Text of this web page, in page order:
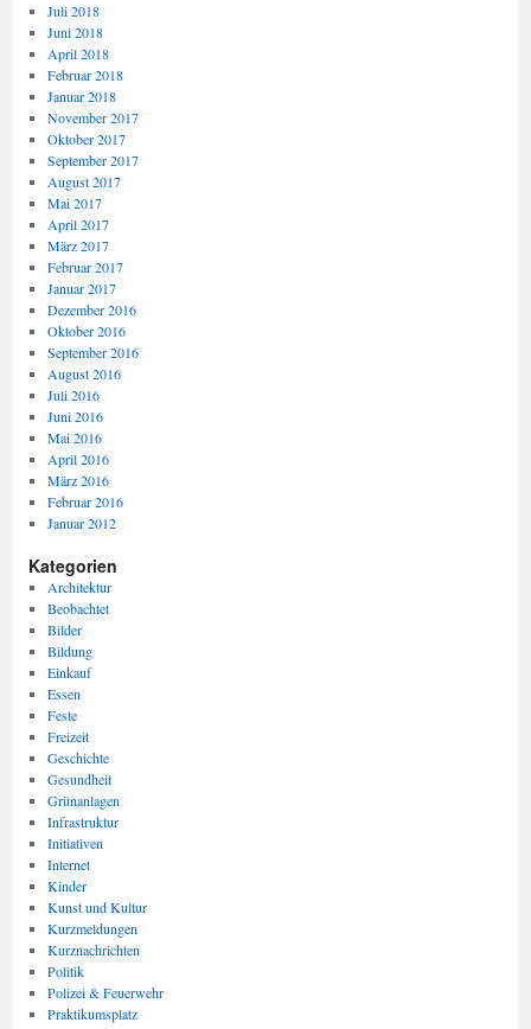
Juli 2018
Juni 2018
April 2018
Februar 2018
Januar 2018
November 2017
Oktober 2017
September 2017
August 2017
Mai 2017
April 2017
März 2017
Februar 2017
Januar 2017
Dezember 2016
Oktober 2016
September 2016
August 2016
Juli 2016
Juni 2016
Mai 2016
April 2016
März 2016
Februar 2016
Januar 2012
Kategorien
Architektur
Beobachtet
Bilder
Bildung
Einkauf
Essen
Feste
Freizeit
Geschichte
Gesundheit
Grünanlagen
Infrastruktur
Initiativen
Internet
Kinder
Kunst und Kultur
Kurzmeldungen
Kurznachrichten
Politik
Polizei & Feuerwehr
Praktikumsplatz